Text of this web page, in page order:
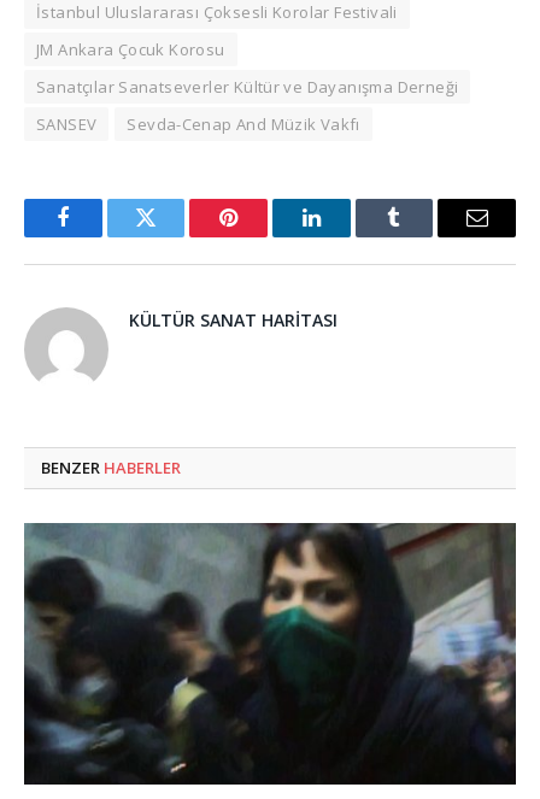
İstanbul Uluslararası Çoksesli Korolar Festivali
JM Ankara Çocuk Korosu
Sanatçılar Sanatseverler Kültür ve Dayanışma Derneği
SANSEV
Sevda-Cenap And Müzik Vakfı
FacebookTwitter Pinterest LinkedInTumblr Email
KÜLTÜR SANAT HARITASI
BENZER HABERLER